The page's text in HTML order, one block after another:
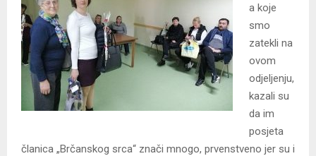
a koje
smo
zatekli na
ovom
odjeljenju,
kazali su
da im
posjeta
članica „Brčanskog srca“ znači mnogo, prvenstveno jer su i